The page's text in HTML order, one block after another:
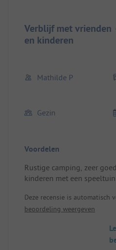
Verblijf met vrienden
en kinderen
Mathilde P
Gezin
Voordelen
Rustige camping, zeer
kinderen met een speeltuin
Locatie/
voor 5 personen.
Deze recensie is automatisch
beoordeling weergeven